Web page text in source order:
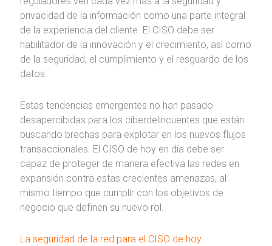
privacidad de la información como una parte integral
de la experiencia del cliente. El CISO debe ser
habilitador de la innovación y el crecimiento, así como
de la seguridad, el cumplimiento y el resguardo de los
datos.
Estas tendencias emergentes no han pasado
desapercibidas para los ciberdelincuentes que están
buscando brechas para explotar en los nuevos flujos
transaccionales. El CISO de hoy en día debe ser
capaz de proteger de manera efectiva las redes en
expansión contra estas crecientes amenazas, al
mismo tiempo que cumplir con los objetivos de
negocio que definen su nuevo rol.
La seguridad de la red para el CISO de hoy